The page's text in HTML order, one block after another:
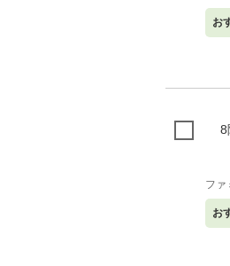
お
8
ファ
お